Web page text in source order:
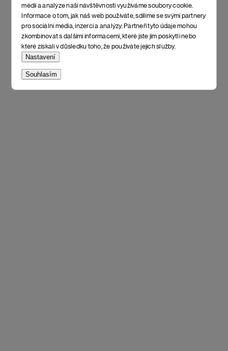
médií a analýze naší návštěvnosti využíváme soubory cookie.
Informace o tom, jak náš web používáte, sdílíme se svými partnery
pro sociální média, inzerci a analýzy. Partneři tyto údaje mohou
zkombinovat s dalšími informacemi, které jste jim poskytli nebo
které získali v důsledku toho, že používáte jejich služby.
Nastavení
Souhlasím